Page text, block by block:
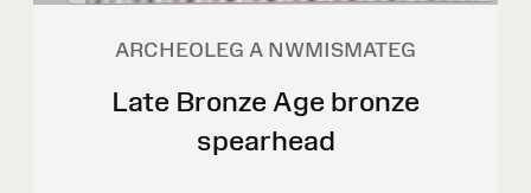
ARCHEOLEG A NWMISMATEG
Late Bronze Age bronze
spearhead